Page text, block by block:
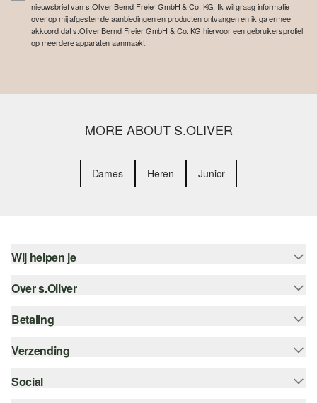
nieuwsbrief van s.Oliver Bernd Freier GmbH & Co. KG. Ik wil graag informatie
over op mij afgestemde aanbiedingen en producten ontvangen en ik ga ermee
akkoord dat s.Oliver Bernd Freier GmbH & Co. KG hiervoor een gebruikersprofiel
op meerdere apparaten aanmaakt.
MORE ABOUT S.OLIVER
Dames Heren Junior
Wij helpen je
Help - FAQ
Top categorieën
Over s.Oliver
Nieuwsbrief
Betaling
Koop op rekening
Verzending
bpost
Social